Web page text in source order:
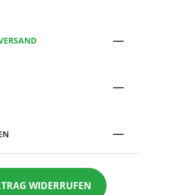
WIDERRUFEN